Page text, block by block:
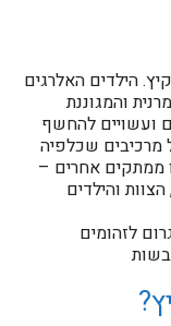
הילדים האלרגים
והמגוננת
ועשויים להחשף
מרכיבים שכלפיה
ממתקים אחרים –
והילדים
לזהומים